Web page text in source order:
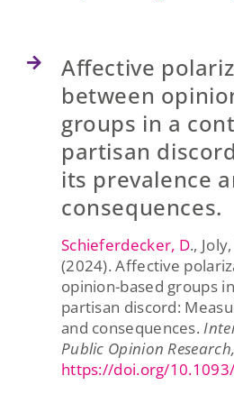
Affective
between
groups in a
partisan
its prevalence
consequences.
Schieferdecker, D.,
(2024). Affective
opinion-based groups
partisan discord:
and consequences.
Public Opinion Research,
https://doi.org/